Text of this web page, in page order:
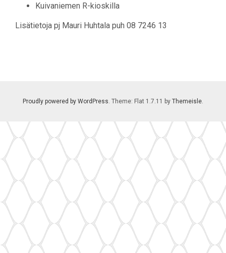
Kuivaniemen R-kioskilla
Lisätietoja pj Mauri Huhtala puh 08 7246 13
Proudly powered by WordPress . Theme: Flat 1.7.11 by Themeisle